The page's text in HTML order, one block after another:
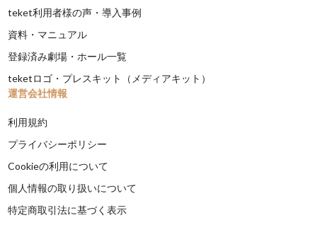
teket利用者様の声・導入事例
資料・マニュアル
登録済み劇場・ホール一覧
teketロゴ・プレスキット（メディアキット）
運営会社情報
利用規約
プライバシーポリシー
Cookieの利用について
個人情報の取り扱いについて
特定商取引法に基づく表示